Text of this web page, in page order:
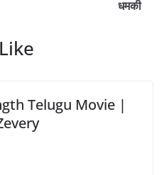
धमकी
Telugu Movie |